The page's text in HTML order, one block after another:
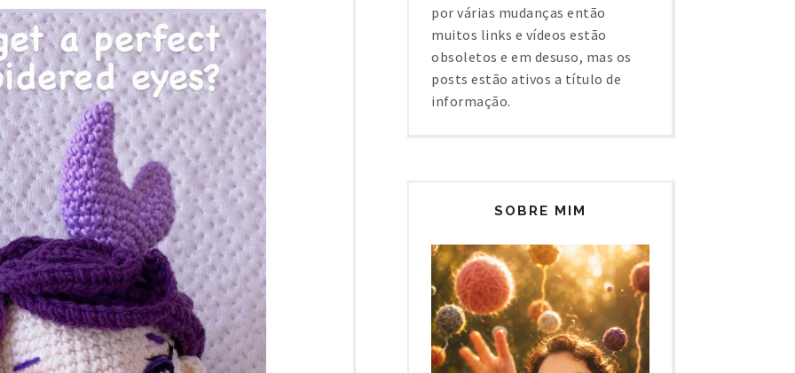
por várias mudanças então
muitos links e vídeos estão
obsoletos e em desuso, mas os
posts estão ativos a título de
informação.
SOBRE MIM